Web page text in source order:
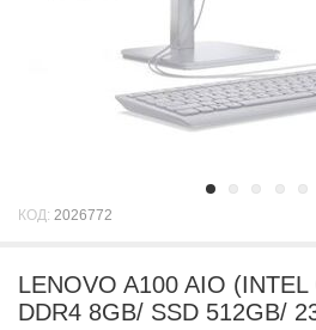
КОД: 2026772
LENOVO A100 AIO
DDR4 8GB/ SSD 512GB/